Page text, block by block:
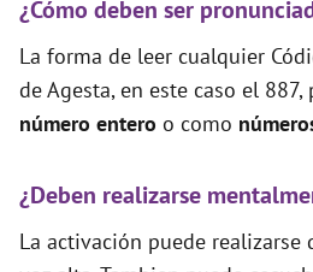
¿Cómo deben ser
La forma de leer cualquier
de Agesta, en este caso el
número entero o como
¿Deben realizarse
La activación puede